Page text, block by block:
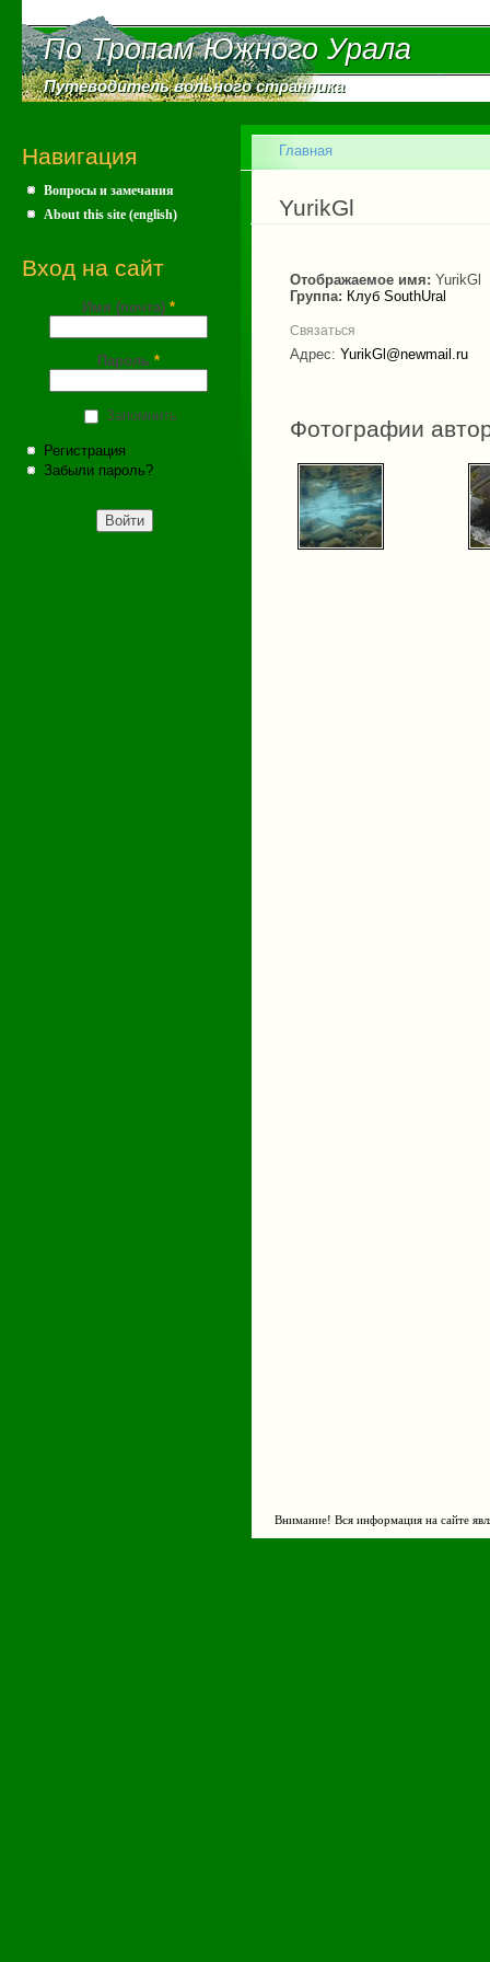
По Тропам Южного Урала
По Тропам Южного Урала
Путеводитель вольного странника
Путеводитель вольного странника
Навигация
Вопросы и замечания
About this site (english)
Вход на сайт
Имя (почта) *
Пароль *
Запомнить
Регистрация
Забыли пароль?
Вы здесь
Главная
YurikGl
Отображаемое имя: YurikGl
Группа: Клуб SouthUral
Связаться
Адрес: YurikGl@newmail.ru
Фотографии
Внимание! Вся информация на сайте